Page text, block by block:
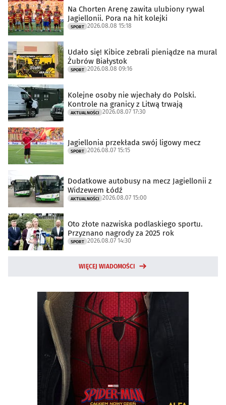
Na Chorten Arenę zawita ulubiony rywal
Jagiellonii. Pora na hit kolejki
SPORT 2026.08.08 15:18
Udało się! Kibice zebrali pieniądze na mural
Żubrów Białystok
SPORT 2026.08.08 09:16
Kolejne osoby nie wjechały do Polski.
Kontrole na granicy z Litwą trwają
AKTUALNOŚCI 2026.08.07 17:30
Jagiellonia przekłada swój ligowy mecz
SPORT 2026.08.07 15:15
Dodatkowe autobusy na mecz Jagiellonii z
Widzewem Łódź
AKTUALNOŚCI 2026.08.07 15:00
Oto złote nazwiska podlaskiego sportu.
Przyznano nagrody za 2025 rok
SPORT 2026.08.07 14:30
WIĘCEJ WIADOMOŚCI